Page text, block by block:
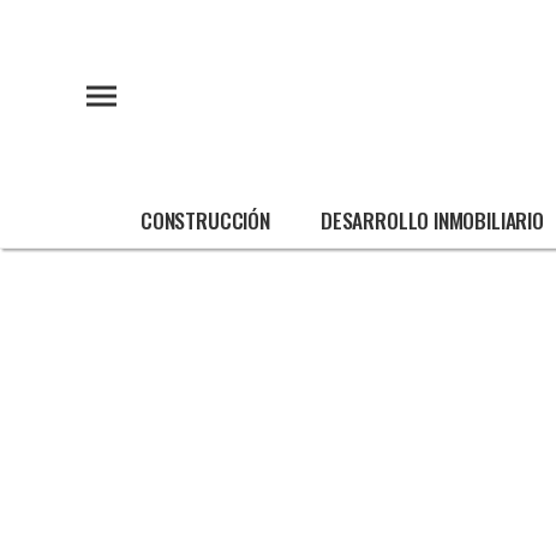
CONSTRUCCIÓN DESARROLLO INMOBILIARIO